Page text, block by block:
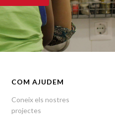
COM AJUDEM
Coneix els nostres
projectes